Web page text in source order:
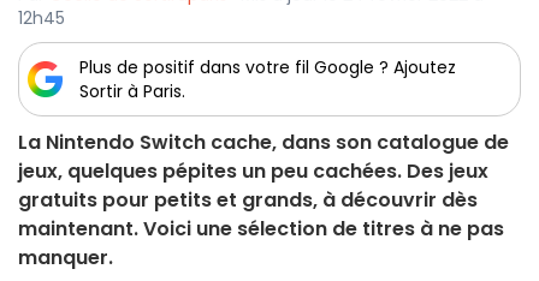
12h45
Plus de positif dans votre fil Google ? Ajoutez
Sortir à Paris.
La Nintendo Switch cache, dans son catalogue de
jeux, quelques pépites un peu cachées. Des jeux
gratuits pour petits et grands, à découvrir dès
maintenant. Voici une sélection de titres à ne pas
manquer.